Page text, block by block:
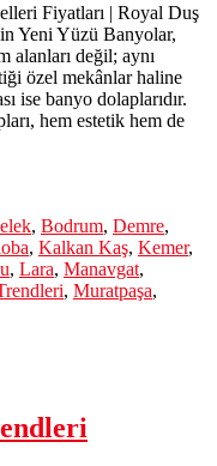
Fiyatları | Royal Duş
Yeni Yüzü Banyolar,
alanları değil; aynı
özel mekânlar haline
ise banyo dolaplarıdır.
hem estetik hem de
, Bodrum, Demre,
, Kalkan Kaş, Kemer,
, Lara, Manavgat,
, Muratpaşa,